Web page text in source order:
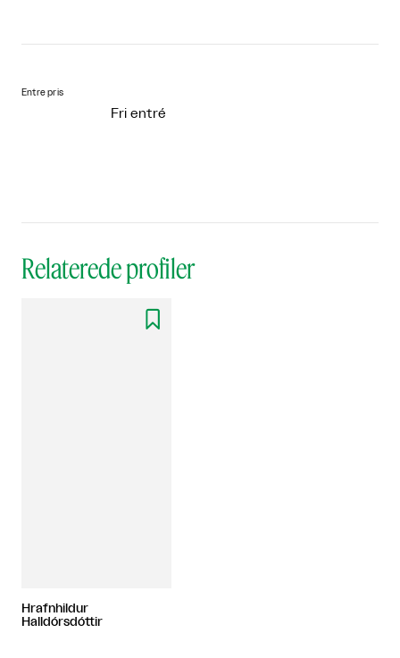
Entre pris
Fri entré
Relaterede profiler

Hrafnhildur
Halldórsdóttir